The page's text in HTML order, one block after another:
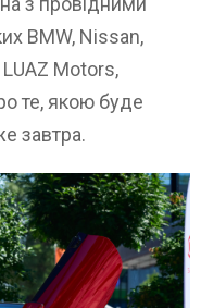
BMW, Nissan,
LUAZ Motors,
те, якою буде
завтра.